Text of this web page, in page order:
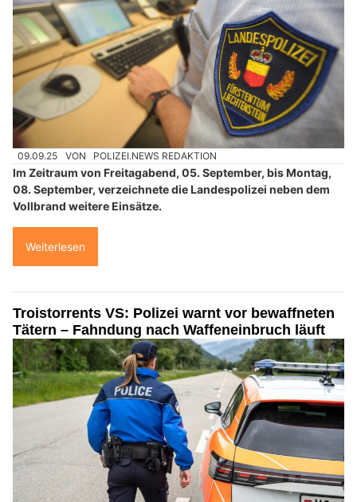
09.09.25 VON POLIZEI.NEWS REDAKTION
Im Zeitraum von Freitagabend, 05. September, bis Montag,
08. September, verzeichnete die Landespolizei neben dem
Vollbrand weitere Einsätze.
Weiterlesen
Troistorrents VS: Polizei warnt vor bewaffneten
Tätern – Fahndung nach Waffeneinbruch läuft